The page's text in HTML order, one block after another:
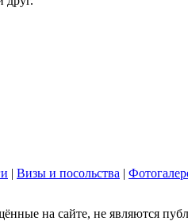
| Визы и посольства |
на сайте, не являются